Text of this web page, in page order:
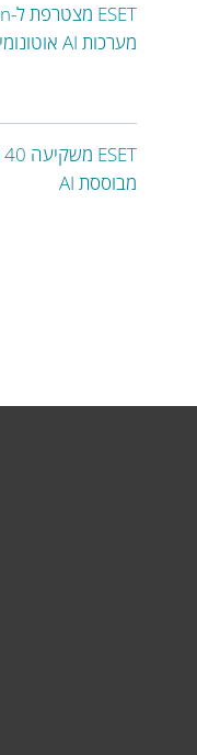
מערכות AI אוטונומיות בטוחות ומבוקרות
מבוססת AI